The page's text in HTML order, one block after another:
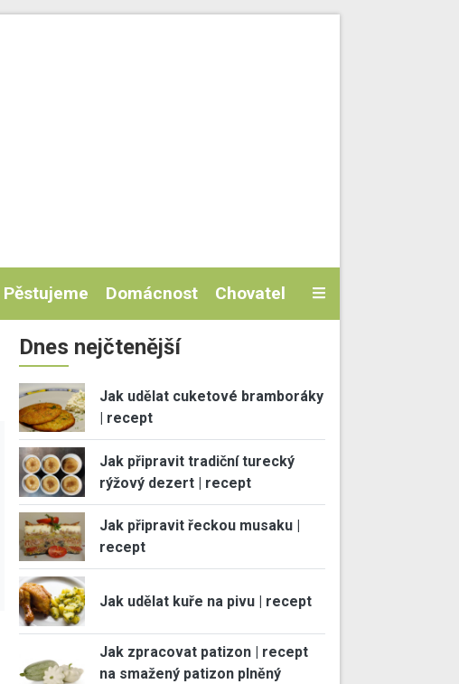
Pěstujeme Domácnost Chovatel
Dnes nejčtenější
Jak udělat cuketové bramboráky
| recept
Jak připravit tradiční turecký
rýžový dezert | recept
Jak připravit řeckou musaku |
recept
Jak udělat kuře na pivu | recept
Jak zpracovat patizon | recept
na smažený patizon plněný